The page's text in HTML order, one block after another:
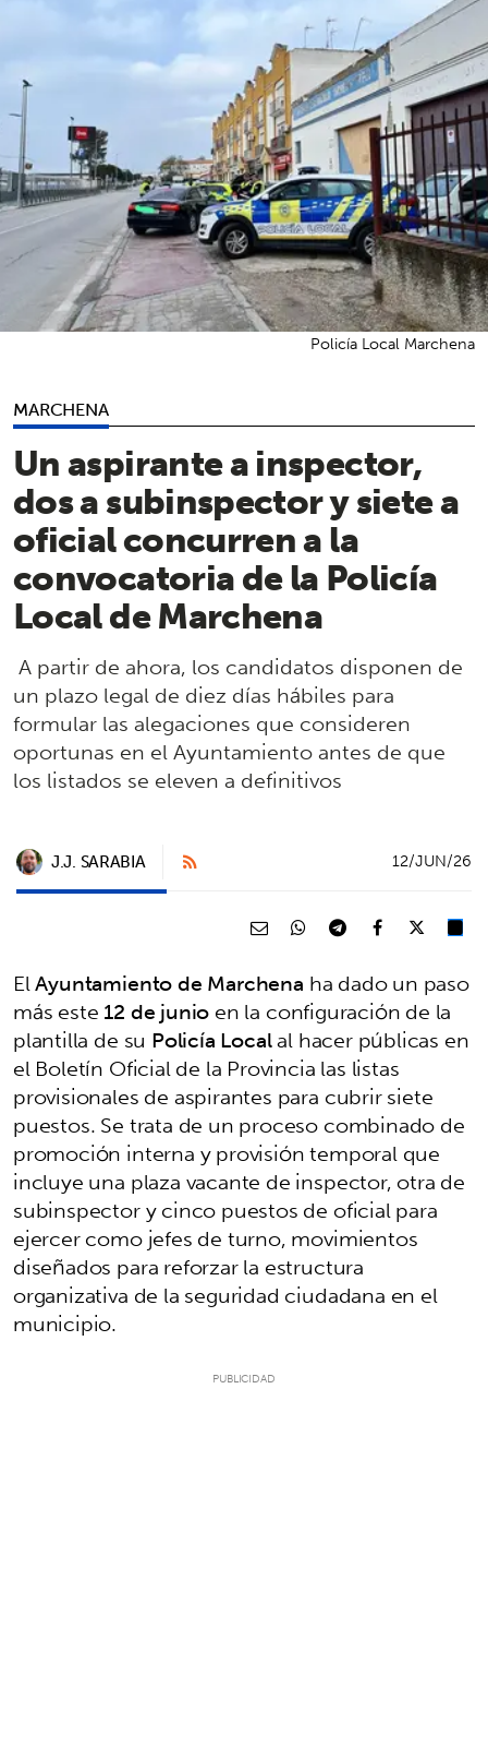
MARCHENA
Un aspirante a inspector,
dos a subinspector y siete a
oficial concurren a la
convocatoria de la Policía
Local de Marchena
A partir de ahora, los candidatos disponen de
un plazo legal de diez días hábiles para
formular las alegaciones que consideren
oportunas en el Ayuntamiento antes de que
los listados se eleven a definitivos
Policía Local Marchena
J.J. SARABIA 12/JUN/26
ElAyuntamiento de Marchena ha dado un paso
más este12 de junioen la configuración de la
plantilla de su Policía Localal hacer públicas en
el Boletín Oficial de la Provincia las listas
provisionales de aspirantes para cubrir siete
puestos. Se trata de un proceso combinado de
promoción interna y provisión temporal que
incluye una plaza vacante de inspector, otra de
subinspector y cinco puestos de oficial para
ejercer como jefes de turno, movimientos
diseñados para reforzar la estructura
organizativa de la seguridad ciudadana en el
municipio.